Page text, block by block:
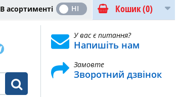
Кошик(0)
В асортименті
ТАК НІ
У вас є питання?
Напишіть нам
Замовте
Зворотний дзвінок